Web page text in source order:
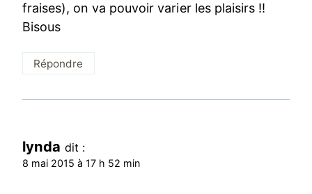
fraises), on va pouvoir varier les plaisirs !!
Bisous
Répondre
lynda dit :
8 mai 2015 à 17 h 52 min